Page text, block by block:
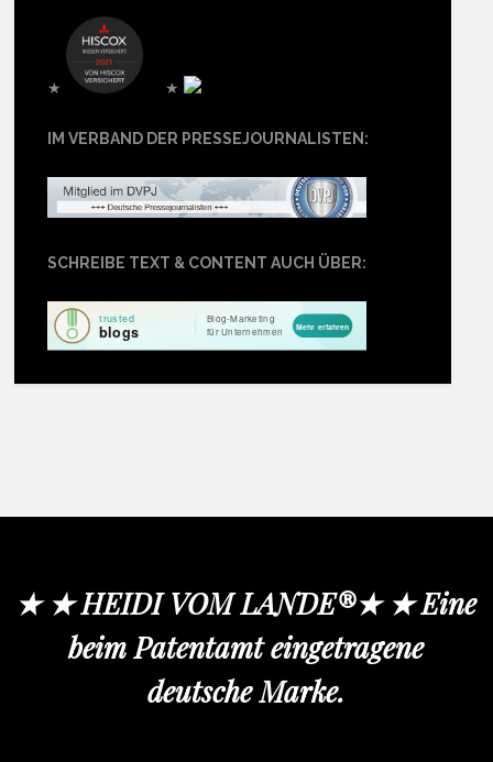
★ ★
IM VERBAND DER PRESSEJOURNALISTEN:
SCHREIBE TEXT & CONTENT AUCH ÜBER:
★ ★ HEIDI VOM LANDE®★ ★ Eine
beim Patentamt eingetragene
deutsche Marke.